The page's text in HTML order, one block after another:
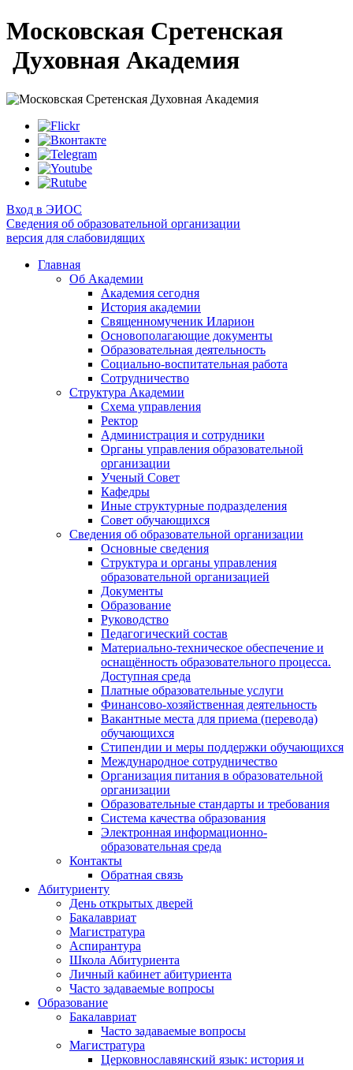
Московская Сретенская
Духовная Академия
Вход в ЭИОС
Сведения об образовательной организации
версия для слабовидящих
Главная
Об Академии
Академия сегодня
История академии
Священномученик Иларион
Основополагающие документы
Образовательная деятельность
Социально-воспитательная работа
Сотрудничество
Структура Академии
Схема управления
Ректор
Администрация и сотрудники
Органы управления образовательной
организации
Ученый Совет
Кафедры
Иные структурные подразделения
Совет обучающихся
Сведения об образовательной организации
Основные сведения
Структура и органы управления
образовательной организацией
Документы
Образование
Руководство
Педагогический состав
Материально-техническое обеспечение и
оснащённость образовательного процесса.
Доступная среда
Платные образовательные услуги
Финансово-хозяйственная деятельность
Вакантные места для приема (перевода)
обучающихся
Стипендии и меры поддержки обучающихся
Международное сотрудничество
Организация питания в образовательной
организации
Образовательные стандарты и требования
Система качества образования
Электронная информационно-
образовательная среда
Контакты
Обратная связь
Абитуриенту
День открытых дверей
Бакалавриат
Магистратура
Аспирантура
Школа Абитуриента
Личный кабинет абитуриента
Часто задаваемые вопросы
Образование
Бакалавриат
Часто задаваемые вопросы
Магистратура
Церковнославянский язык: история и